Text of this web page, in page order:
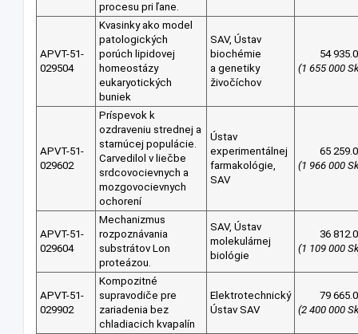
procesu pri ľane.
APVT-51-
029504
Kvasinky ako model
patologických
porúch lipidovej
homeostázy
eukaryotických
buniek
SAV, Ústav
biochémie
a genetiky
živočíchov
54
(1 655 000
APVT-51-
029602
Príspevok k
ozdraveniu strednej a
starnúcej populácie.
Carvedilol v liečbe
srdcovocievnych a
mozgovocievnych
ochorení
Ústav
experimentálnej
farmakológie,
SAV
65
(1 966 000
APVT-51-
029604
Mechanizmus
rozpoznávania
substrátov Lon
proteázou.
SAV, Ústav
molekulárnej
biológie
36
(1 109 000
APVT-51-
029902
Kompozitné
supravodiče pre
zariadenia bez
chladiacich kvapalín
Elektrotechnický
Ústav SAV
79
(2 400 000